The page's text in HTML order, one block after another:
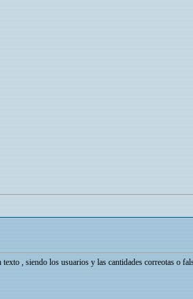
, siendo los usuarios y las cantidades correotas o